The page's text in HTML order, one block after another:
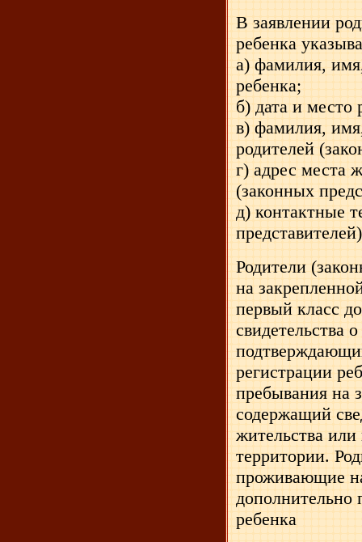
В заявлении
ребенка
а) фамилия,
ребенка;
б) дата и место
в) фамилия,
родителей
г) адрес места
(законных
д) контактные
Родители
на
первый класс
свидетельства
регистрации
пребывания на
содержащий
жительства
территории.
проживающие
дополнительно
ребенка